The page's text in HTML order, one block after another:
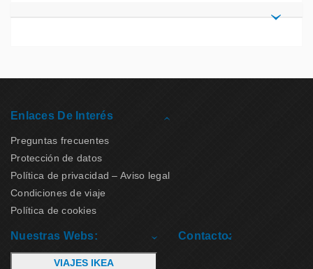
Enlaces De Interés
Preguntas frecuentes
Protección de datos
Política de privacidad – Aviso legal
Condiciones de viaje
Política de cookies
Nuestras Webs:
VIAJES IKEA
Contacto: